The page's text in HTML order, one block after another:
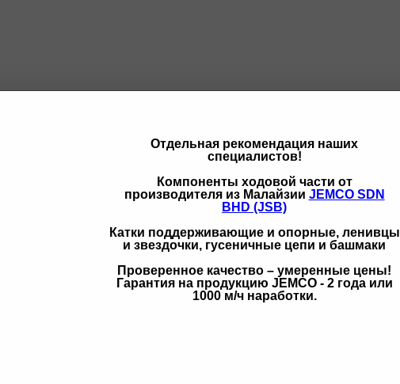
Отдельная рекомендация наших
специалистов!
Компоненты ходовой части от
производителя из Малайзии JEMCO SDN
BHD (JSB)
Катки поддерживающие и опорные, ленивцы
и звездочки, гусеничные цепи и башмаки
Проверенное качество – умеренные цены!
Гарантия на продукцию JEMCO - 2 года или
1000 м/ч наработки.